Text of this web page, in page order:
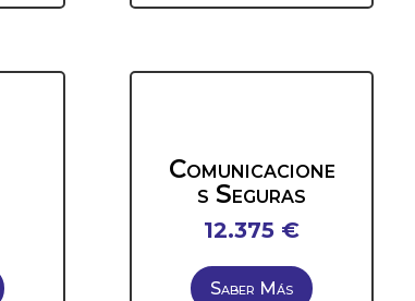
Comunicacione
s Seguras
12.375 €
Saber Más